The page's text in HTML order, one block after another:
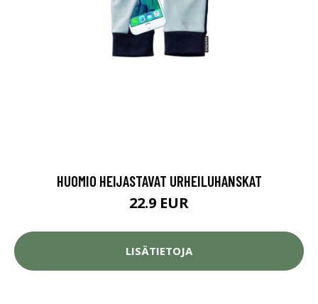
HUOMIO HEIJASTAVAT URHEILUHANSKAT
22.9 EUR
LISÄTIETOJA